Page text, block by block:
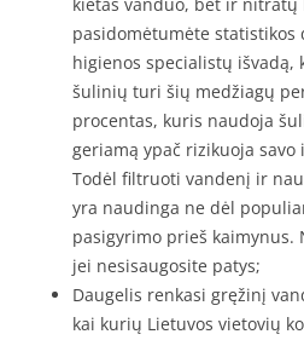
pasidomėtumėte
higienos specialistų išvadą,
šulinių turi šių medžiagų
procentas, kuris naudoja
geriamą ypač rizikuoja
Todėl filtruoti vandenį ir
yra naudinga ne dėl
pasigyrimo prieš kaimynus.
jei nesisaugosite patys;
Daugelis renkasi gręžinį
kai kurių Lietuvos vietovių